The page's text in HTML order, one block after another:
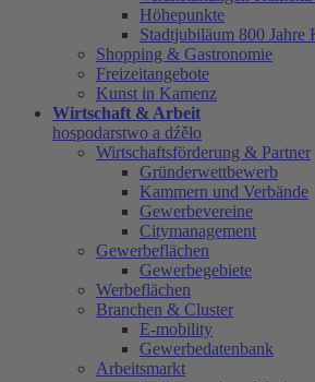
Höhepunkte
Stadtjubiläum 800 Jahre
Shopping & Gastronomie
Freizeitangebote
Kunst in Kamenz
Wirtschaft & Arbeit
hospodarstwo a dźěło
Wirtschaftsförderung & Partner
Gründerwettbewerb
Kammern und Verbände
Gewerbevereine
Citymanagement
Gewerbeflächen
Gewerbegebiete
Werbeflächen
Branchen & Cluster
E-mobility
Gewerbedatenbank
Arbeitsmarkt